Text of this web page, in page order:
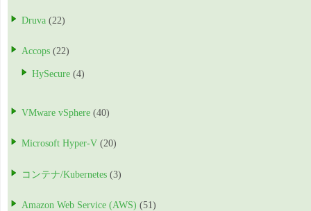
Druva (22)
Accops (22)
HySecure (4)
VMware vSphere (40)
Microsoft Hyper-V (20)
コンテナ/Kubernetes (3)
Amazon Web Service (AWS) (51)